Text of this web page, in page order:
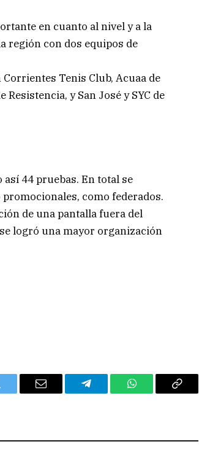
en cuanto al nivel y a la
región con dos equipos de
Tenis Club, Acuaa de
y San José y SYC de
44 pruebas. En total se
como federados.
de una pantalla fuera del
logró una mayor organización
Email Telegram WhatsAppCopy